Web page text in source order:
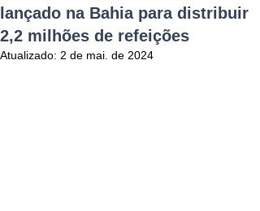
lançado na Bahia para distribuir
2,2 milhões de refeições
Atualizado: 2 de mai. de 2024